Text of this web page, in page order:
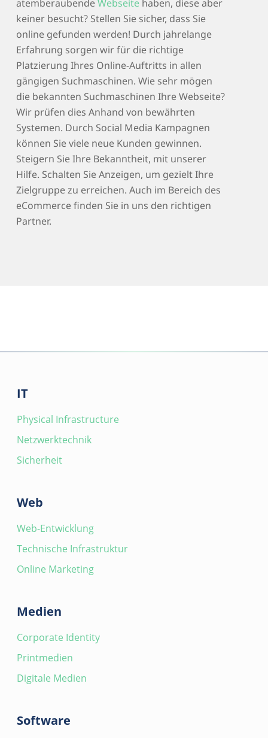
atemberaubendeWebseitehaben, diese aber
keiner besucht? Stellen Sie sicher, dass Sie
online gefunden werden! Durch jahrelange
Erfahrung sorgen wir für die richtige
Platzierung Ihres Online-Auftritts in allen
gängigen Suchmaschinen. Wie sehr mögen
die bekannten Suchmaschinen Ihre Webseite?
Wir prüfen dies Anhand von bewährten
Systemen. Durch Social Media Kampagnen
können Sie viele neue Kunden gewinnen.
Steigern Sie Ihre Bekanntheit, mit unserer
Hilfe. Schalten Sie Anzeigen, um gezielt Ihre
Zielgruppe zu erreichen. Auch im Bereich des
eCommerce finden Sie in uns den richtigen
Partner.
IT
Physical Infrastructure
Netzwerktechnik
Sicherheit
Web
Web-Entwicklung
Technische Infrastruktur
Online Marketing
Medien
Corporate Identity
Printmedien
Digitale Medien
Software